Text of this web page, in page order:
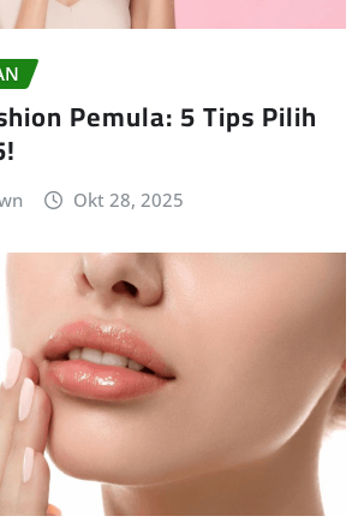
Pemula: 5 Tips Pilih
Okt 28, 2025